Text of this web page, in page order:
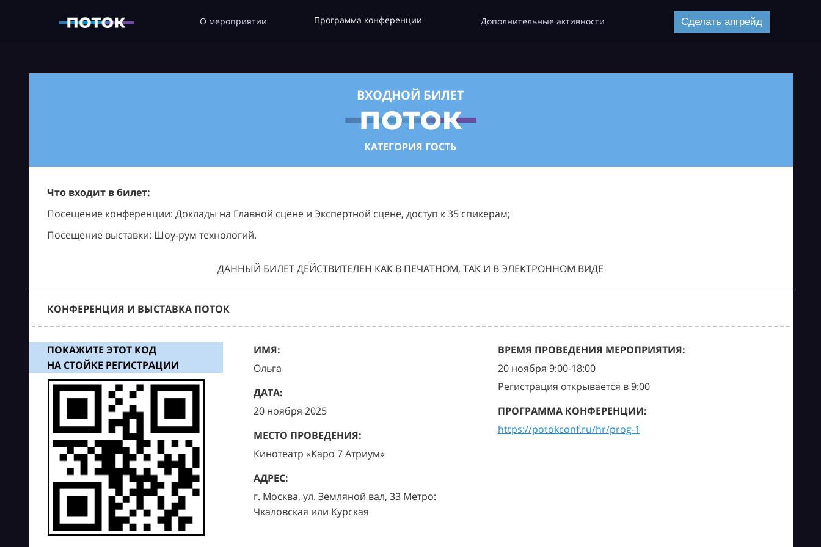
О мероприятии Программа конференции Дополнительные активности Сделать апгрейд
ВХОДНОЙ БИЛЕТ
КАТЕГОРИЯ ГОСТЬ
Что входит в билет:
Посещение конференции: Доклады на Главной сцене и Экспертной сцене, доступ к 35 спикерам;
Посещение выставки: Шоу-рум технологий.
ДАННЫЙ БИЛЕТ ДЕЙСТВИТЕЛЕН КАК В ПЕЧАТНОМ, ТАК И В ЭЛЕКТРОННОМ ВИДЕ
КОНФЕРЕНЦИЯ И ВЫСТАВКА ПОТОК
ПОКАЖИТЕ ЭТОТ КОД
НА СТОЙКЕ РЕГИСТРАЦИИ
ИМЯ:
Ольга
ДАТА:
20 ноября 2025
МЕСТО ПРОВЕДЕНИЯ:
Кинотеатр «Каро 7 Атриум»
АДРЕС:
г. Москва, ул. Земляной вал, 33 Метро:
Чкаловская или Курская
ВРЕМЯ ПРОВЕДЕНИЯ МЕРОПРИЯТИЯ:
20 ноября 9:00-18:00
Регистрация открывается в 9:00
ПРОГРАММА КОНФЕРЕНЦИИ:
https://potokconf.ru/hr/prog-1